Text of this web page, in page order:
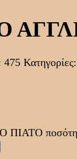
475 Κατηγορίες:
ΠΙΑΤΟ